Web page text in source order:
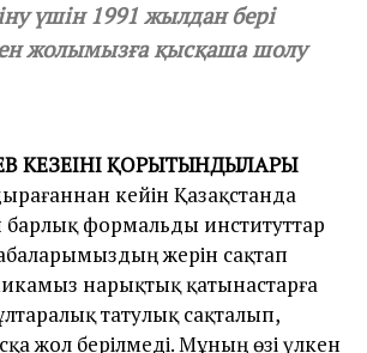
үшін 1991 жылдан бері
жолымызға қысқаша шолу
КЕЗЕҢІНІҢ ҚОРЫТЫНДЫЛАРЫ
кейін Қазақстанда
барлық формальды институттар
жерін сақтап
нарықтық қатынастарға
татулық сақталып,
жол берілмеді. Мұның өзі үлкен